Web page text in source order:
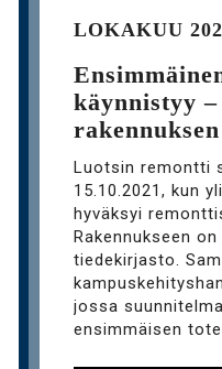
LOKAKUU
käynnistyy
Luotsin remontti
15.10.2021, kun
hyväksyi
Rakennukseen
tiedekirjasto.
jossa
ensimmäisen